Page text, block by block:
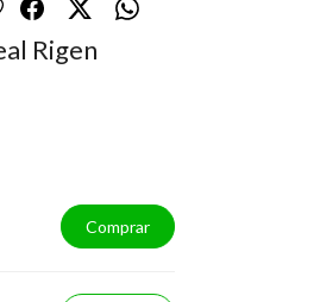
Rigen
Comprar